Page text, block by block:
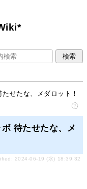
せたな、メダロット！
待たせたな、メ
2024-06-19 (水) 18:39:32